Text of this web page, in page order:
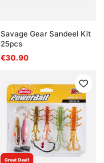
Savage Gear Sandeel Kit
25pcs
€30.90
Great Deal!